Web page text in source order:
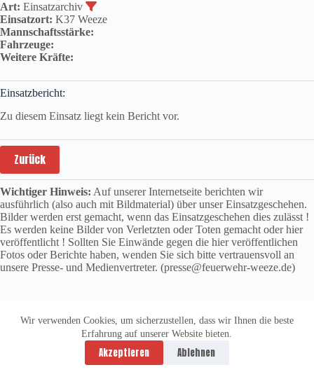
Wir verwenden Cookies, um sicherzustellen, dass wir Ihnen die beste
Erfahrung auf unserer Website bieten.
Akzeptieren Ablehnen
Art: Einsatzarchiv
Einsatzort: K37 Weeze
Mannschaftsstärke:
Fahrzeuge:
Weitere Kräfte:
Einsatzbericht:
Zu diesem Einsatz liegt kein Bericht vor.
Zurück
Wichtiger Hinweis: Auf unserer Internetseite berichten wir
ausführlich (also auch mit Bildmaterial) über unser Einsatzgeschehen.
Bilder werden erst gemacht, wenn das Einsatzgeschehen dies zulässt !
Es werden keine Bilder von Verletzten oder Toten gemacht oder hier
veröffentlicht ! Sollten Sie Einwände gegen die hier veröffentlichen
Fotos oder Berichte haben, wenden Sie sich bitte vertrauensvoll an
unsere Presse- und Medienvertreter. (presse@feuerwehr-weeze.de)
Datenschutzerklärung
Impressum
Copyright © 2026 -
vitolution